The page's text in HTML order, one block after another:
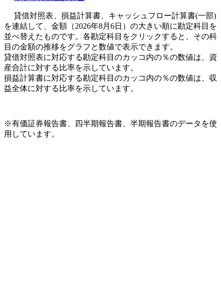
貸借対照表、損益計算書、キャッシュフロー計算書(一部)
を連結して、金額（2026年8月6日）の大きい順に勘定科目を
並べ替えたものです。各勘定科目をクリックすると、その科
目の金額の推移をグラフと数値で表示できます。
貸借対照表に対応する勘定科目のカッコ内の％の数値は、資
産合計に対する比率を示しています。
損益計算書に対応する勘定科目のカッコ内の％の数値は、収
益全体に対する比率を示しています。
※有価証券報告書、四半期報告書、半期報告書のデータを使
用しています。